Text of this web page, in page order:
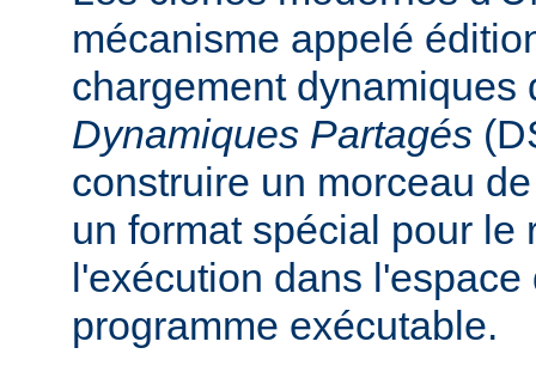
mécanisme appelé
chargement dynamiques
Dynamiques Partagés
construire un morceau
un format spécial pour le
l'exécution dans
programme exécutable.